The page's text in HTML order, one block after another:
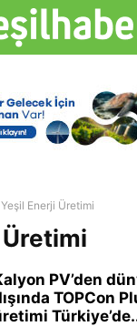
Yeşil Enerji Üretimi
PV’den
TOPCon